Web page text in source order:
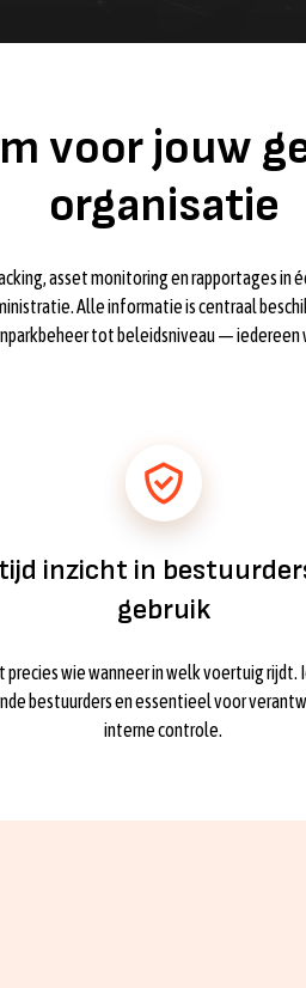
voor jouw
organisatie
asset monitoring en rapportages in
Alle informatie is centraal
tot beleidsniveau —
inzicht in
gebruik
precies wie wanneer in welk voertuig rijdt.
bestuurders en essentieel voor
interne controle.